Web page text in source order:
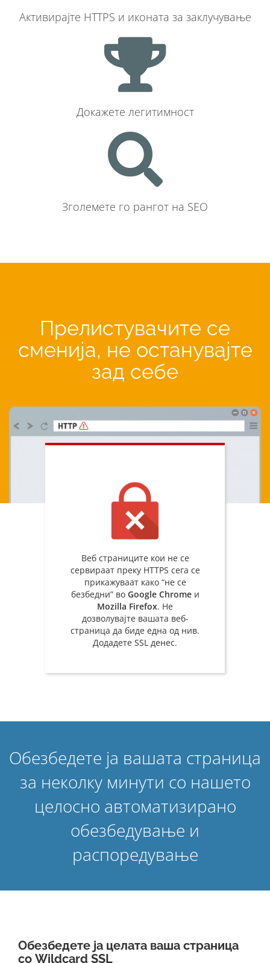
Активирајте HTTPS и иконата за заклучување
Докажете легитимност
Зголемете го рангот на SEO
Прелистувачите се
сменија, не останувајте
зад себе
Веб страниците кои не се
сервираат преку HTTPS сега се
прикажуваат како “не се
безбедни” во Google Chromeи
Mozilla Firefox. Не
дозволувајте вашата веб-
страница да биде една од нив.
Додадете SSL денес.
Обезбедете ја вашата страница
за неколку минути со нашето
целосно автоматизирано
обезбедување и
распоредување
Обезбедете ја целата ваша страница
со Wildcard SSL